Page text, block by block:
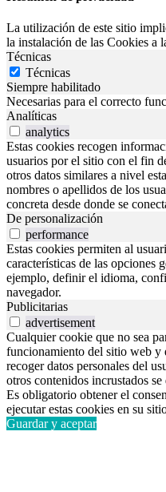
La utilización de este sitio
la instalación de las Cookies a
Técnicas
Técnicas
Siempre habilitado
Necesarias para el correcto
Analíticas
analytics
Estas cookies recogen
usuarios por el sitio con el fin
otros datos similares a nivel
nombres o apellidos de los
concreta desde donde se
De personalización
performance
Estas cookies permiten al
características de las opciones
ejemplo, definir el idioma,
navegador.
Publicitarias
advertisement
Cualquier cookie que no sea
funcionamiento del sitio web y
recoger datos personales del
otros contenidos incrustados
Es obligatorio obtener el
ejecutar estas cookies en su
Guardar y aceptar